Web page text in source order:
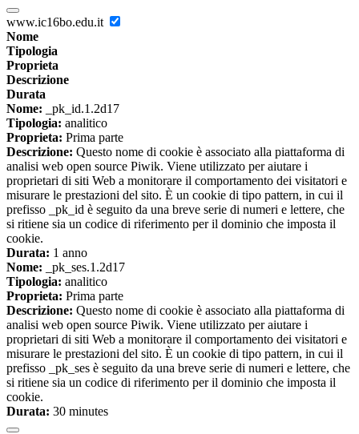
www.ic16bo.edu.it
Nome
Tipologia
Proprieta
Descrizione
Durata
Nome: _pk_id.1.2d17
Tipologia: analitico
Proprieta: Prima parte
Descrizione: Questo nome di cookie è associato alla piattaforma di
analisi web open source Piwik. Viene utilizzato per aiutare i
proprietari di siti Web a monitorare il comportamento dei visitatori e
misurare le prestazioni del sito. È un cookie di tipo pattern, in cui il
prefisso _pk_id è seguito da una breve serie di numeri e lettere, che
si ritiene sia un codice di riferimento per il dominio che imposta il
cookie.
Durata: 1 anno
Nome: _pk_ses.1.2d17
Tipologia: analitico
Proprieta: Prima parte
Descrizione: Questo nome di cookie è associato alla piattaforma di
analisi web open source Piwik. Viene utilizzato per aiutare i
proprietari di siti Web a monitorare il comportamento dei visitatori e
misurare le prestazioni del sito. È un cookie di tipo pattern, in cui il
prefisso _pk_ses è seguito da una breve serie di numeri e lettere, che
si ritiene sia un codice di riferimento per il dominio che imposta il
cookie.
Durata: 30 minutes